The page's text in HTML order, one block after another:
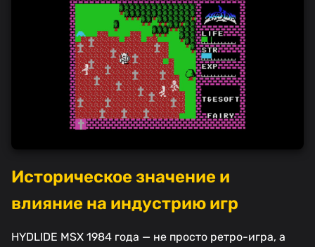
Историческое значение и
влияние на индустрию игр
HYDLIDE MSX 1984 года — не просто ретро-игра, а